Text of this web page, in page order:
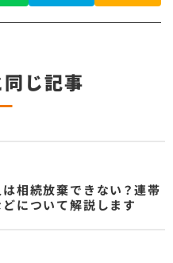
同じ記事
相続放棄できない？連帯
について解説します